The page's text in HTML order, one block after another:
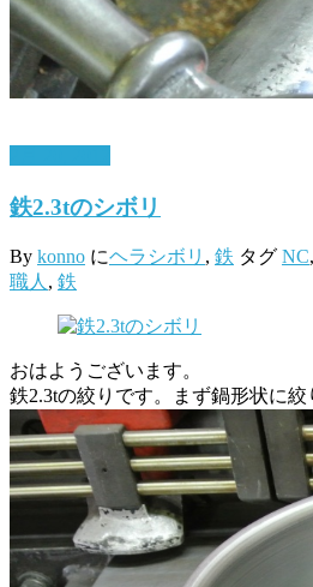
鉄2.3tのシボリ
By konno にヘラシボリ , 鉄 タグ NC,
職人 , 鉄
おはようございます。
鉄2.3tの絞りです。まず鍋形状に絞